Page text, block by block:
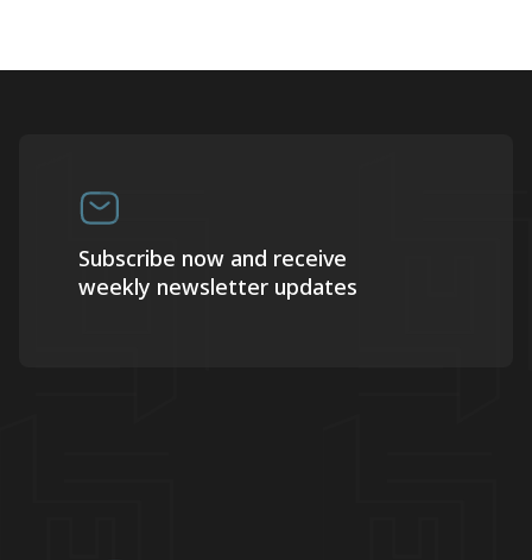
Subscribe now and receive
weekly newsletter updates